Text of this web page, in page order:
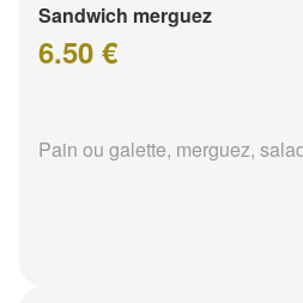
Sandwich merguez
6.50 €
Pain ou galette, merguez,